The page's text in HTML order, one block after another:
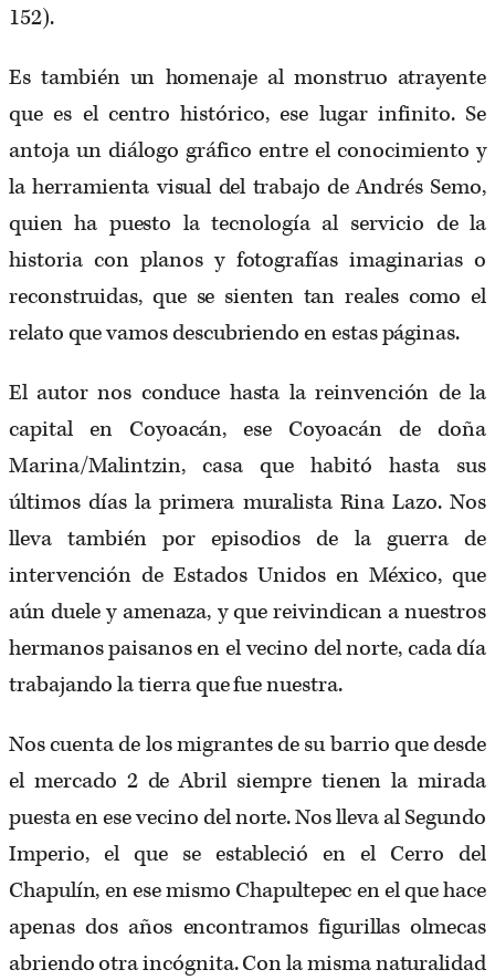
152).
Es también un homenaje al monstruo atrayente
que es el centro histórico, ese lugar infinito. Se
antoja un diálogo gráfico entre el conocimiento y
la herramienta visual del trabajo de Andrés Semo,
quien ha puesto la tecnología al servicio de la
historia con planos y fotografías imaginarias o
reconstruidas, que se sienten tan reales como el
relato que vamos descubriendo en estas páginas.
El autor nos conduce hasta la reinvención de la
capital en Coyoacán, ese Coyoacán de doña
Marina/Malintzin, casa que habitó hasta sus
últimos días la primera muralista Rina Lazo. Nos
lleva también por episodios de la guerra de
intervención de Estados Unidos en México, que
aún duele y amenaza, y que reivindican a nuestros
hermanos paisanos en el vecino del norte, cada día
trabajando la tierra que fue nuestra.
Nos cuenta de los migrantes de su barrio que desde
el mercado 2 de Abril siempre tienen la mirada
puesta en ese vecino del norte. Nos lleva al Segundo
Imperio, el que se estableció en el Cerro del
Chapulín, en ese mismo Chapultepec en el que hace
apenas dos años encontramos figurillas olmecas
abriendo otra incógnita. Con la misma naturalidad